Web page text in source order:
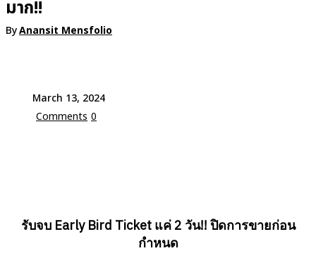
March 13, 2024
Comments 0
มาก!!
ByAnansit Mensfolio
รับจบ Early Bird Ticket แค่ 2 วัน!! ปิดการขายก่อน
กำหนด